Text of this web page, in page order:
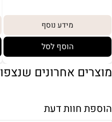
מידע נוסף
הוסף לסל
מוצרים אחרונים שנצפו
הוספת חוות דעת